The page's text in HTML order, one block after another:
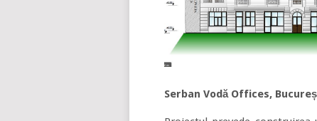
Serban Vodă Offices,